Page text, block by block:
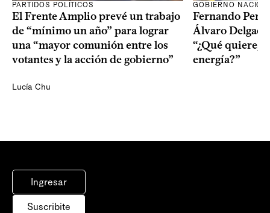
PARTIDOS POLÍTICOS
El Frente Amplio prevé un trabajo
de “mínimo un año” para lograr
una “mayor comunión entre los
votantes y la acción de gobierno”
Lucía Chu
GOBIERNO
Fernando
Álvaro
“¿Qué quiere,
energía?”
Ingresar
Suscribite